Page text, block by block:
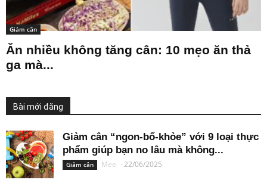
Giảm cân
Ăn nhiều không tăng cân: 10 mẹo ăn thả
ga mà...
Bài mới đăng
Giảm cân “ngon-bổ-khỏe” với 9 loại thực
phẩm giúp bạn no lâu mà không...
Giảm cân Mee -22/06/2025